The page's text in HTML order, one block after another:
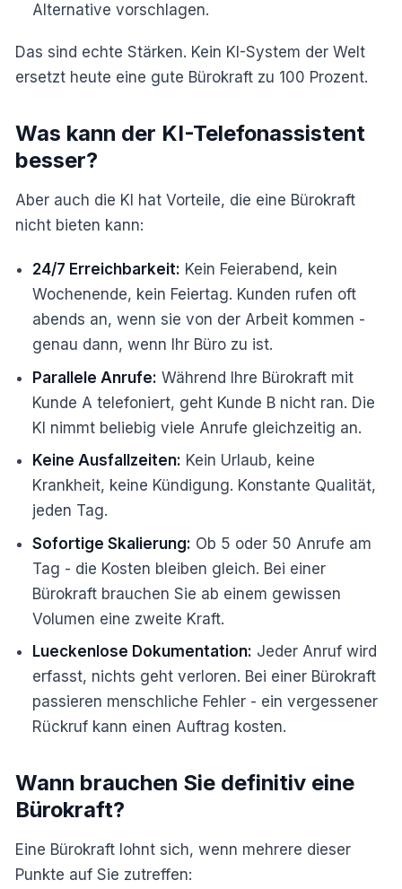
Alternative vorschlagen.
Das sind echte Stärken. Kein KI-System der Welt
ersetzt heute eine gute Bürokraft zu 100 Prozent.
Was kann der KI-Telefonassistent
besser?
Aber auch die KI hat Vorteile, die eine Bürokraft
nicht bieten kann:
24/7 Erreichbarkeit: Kein Feierabend, kein
Wochenende, kein Feiertag. Kunden rufen oft
abends an, wenn sie von der Arbeit kommen -
genau dann, wenn Ihr Büro zu ist.
Parallele Anrufe: Während Ihre Bürokraft mit
Kunde A telefoniert, geht Kunde B nicht ran. Die
KI nimmt beliebig viele Anrufe gleichzeitig an.
Keine Ausfallzeiten: Kein Urlaub, keine
Krankheit, keine Kündigung. Konstante Qualität,
jeden Tag.
Sofortige Skalierung: Ob 5 oder 50 Anrufe am
Tag - die Kosten bleiben gleich. Bei einer
Bürokraft brauchen Sie ab einem gewissen
Volumen eine zweite Kraft.
Lueckenlose Dokumentation: Jeder Anruf wird
erfasst, nichts geht verloren. Bei einer Bürokraft
passieren menschliche Fehler - ein vergessener
Rückruf kann einen Auftrag kosten.
Wann brauchen Sie definitiv eine
Bürokraft?
Eine Bürokraft lohnt sich, wenn mehrere dieser
Punkte auf Sie zutreffen: